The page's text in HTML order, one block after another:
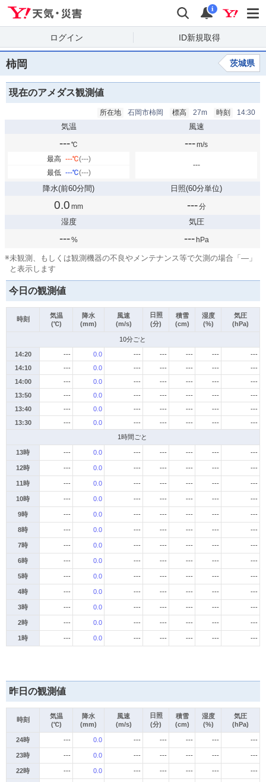
検索 通知
i
ログイン ID新規取得
柿岡 茨城県
現在のアメダス観測値
所在地 石岡市柿岡 標高 27m 時刻 14:30
気温
---℃
最高 ---℃(---)
最低 ---℃(---)
風速
---m/s
---
降水(前60分間)
0.0 mm
日照(60分単位)
---分
湿度
---%
気圧
--- hPa
※未観測、もしくは観測機器の不良やメンテナンス等で欠測の場合「—」
と表示します
今日の観測値
時刻
気温
(℃)
降水
(mm)
風速
(m/s)
日照
(分)
積雪
(cm)
湿度
(%)
気圧
(hPa)
10分ごと
14:20 --- 0.0 --- --- --- ---
---
14:10
--- 0.0 --- --- --- ---
---
14:00
--- 0.0 --- --- --- ---
---
13:50
--- 0.0 --- --- --- ---
---
13:40
--- 0.0 --- --- --- ---
---
13:30
--- 0.0 --- --- --- ---
---
1時間ごと
13時 --- 0.0 --- --- --- --- ---
12時 --- 0.0 --- --- --- --- ---
11時 --- 0.0 --- --- --- --- ---
10時 --- 0.0 --- --- --- --- ---
9時 --- 0.0 --- --- --- --- ---
8時 --- 0.0 --- --- --- --- ---
7時 --- 0.0 --- --- --- --- ---
6時 --- 0.0 --- --- --- --- ---
5時 --- 0.0 --- --- --- --- ---
4時 --- 0.0 --- --- --- --- ---
3時 --- 0.0 --- --- --- --- ---
2時 --- 0.0 --- --- --- --- ---
1時 --- 0.0 --- --- --- --- ---
昨日の観測値
時刻
気温
(℃)
降水
(mm)
風速
(m/s)
日照
(分)
積雪
(cm)
湿度
(%)
気圧
(hPa)
24時 --- 0.0 --- --- --- --- ---
23時 --- 0.0 --- --- --- --- ---
22時 --- 0.0 --- --- --- --- ---